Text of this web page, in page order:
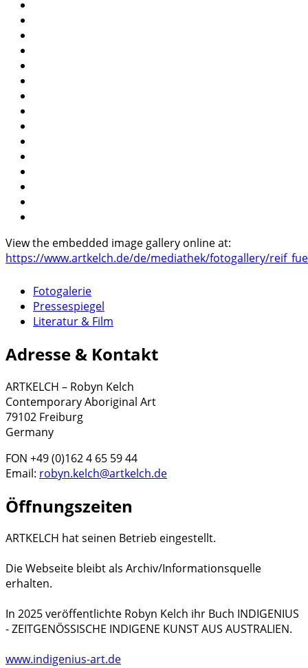
View the embedded image gallery online at:
https://www.artkelch.de/de/mediathek/fotogallery/
Fotogalerie
Pressespiegel
Literatur & Film
Adresse & Kontakt
ARTKELCH – Robyn Kelch
Contemporary Aboriginal Art
79102 Freiburg
Germany
FON +49 (0)162 4 65 59 44
Email: robyn.kelch@artkelch.de
Öffnungszeiten
ARTKELCH hat seinen Betrieb eingestellt.
Die Webseite bleibt als Archiv/Informationsquelle
erhalten.
In 2025 veröffentlichte Robyn Kelch ihr Buch INDIGENIUS
- ZEITGENÖSSISCHE INDIGENE KUNST AUS AUSTRALIEN.
www.indigenius-art.de